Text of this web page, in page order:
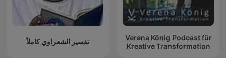
تفسير الشعراوي كاملاً
Verena König Podcast für
Kreative Transformation